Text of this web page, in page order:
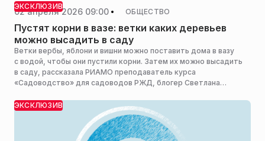
ЭКСКЛЮЗИВ
02 апреля 2026 09:00 ОБЩЕСТВО
Пустят корни в вазе: ветки каких деревьев
можно высадить в саду
Ветки вербы, яблони и вишни можно поставить дома в вазу
с водой, чтобы они пустили корни. Затем их можно высадить
в саду, рассказала РИАМО преподаватель курса
«Садоводство» для садоводов РЖД, блогер Светлана
ЭКСКЛЮЗИВ